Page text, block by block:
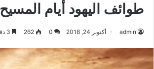
طوائف اليهود أيام المسيح
admin أكتوبر 24, 2018 0
262